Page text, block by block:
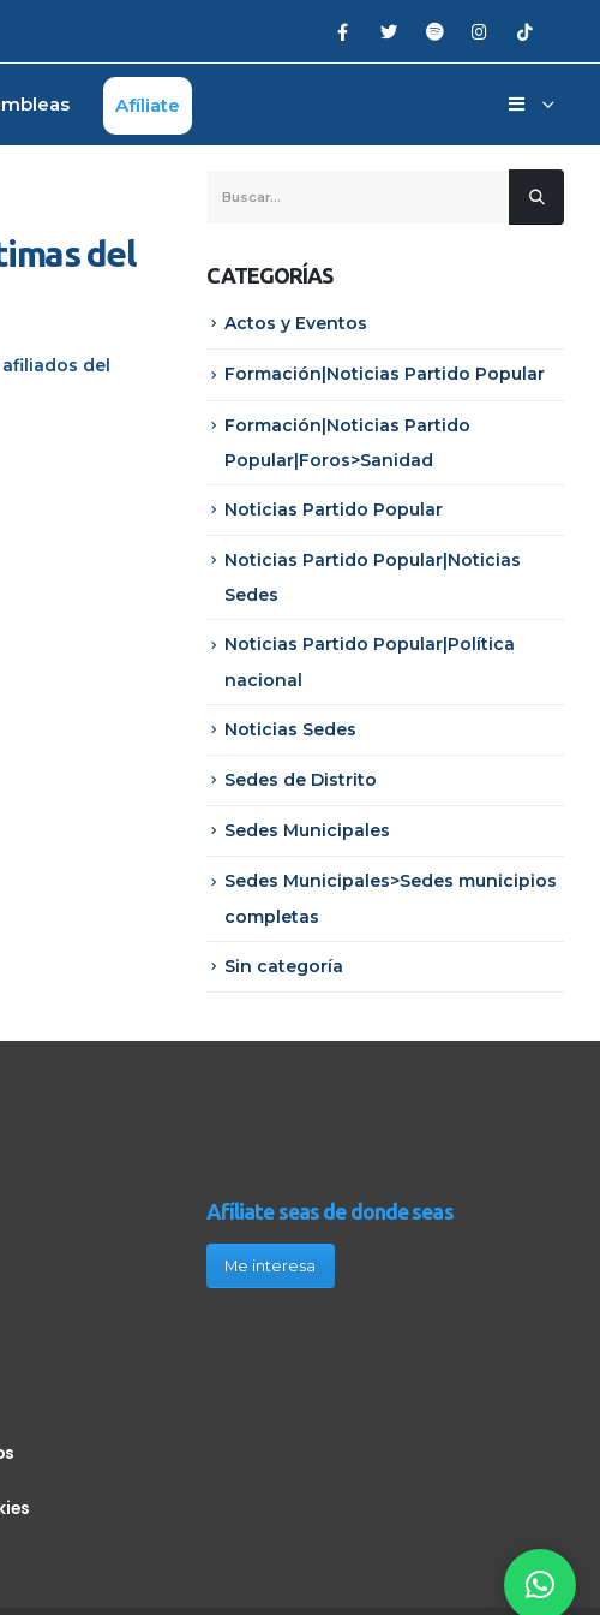
Afíliate
del
del
CATEGORÍAS
Actos y Eventos
Formación|Noticias Partido Popular
Formación|Noticias Partido
Popular|Foros>Sanidad
Noticias Partido Popular
Noticias Partido Popular|Noticias
Sedes
Noticias Partido Popular|Política
nacional
Noticias Sedes
Sedes de Distrito
Sedes Municipales
Sedes Municipales>Sedes municipios
completas
Sin categoría
Afíliate seas de donde seas
Me interesa